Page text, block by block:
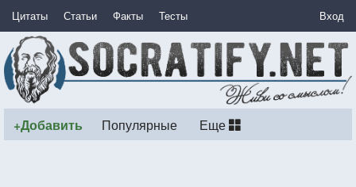
Цитаты Статьи Факты Тесты Вход
+Добавить Популярные Еще